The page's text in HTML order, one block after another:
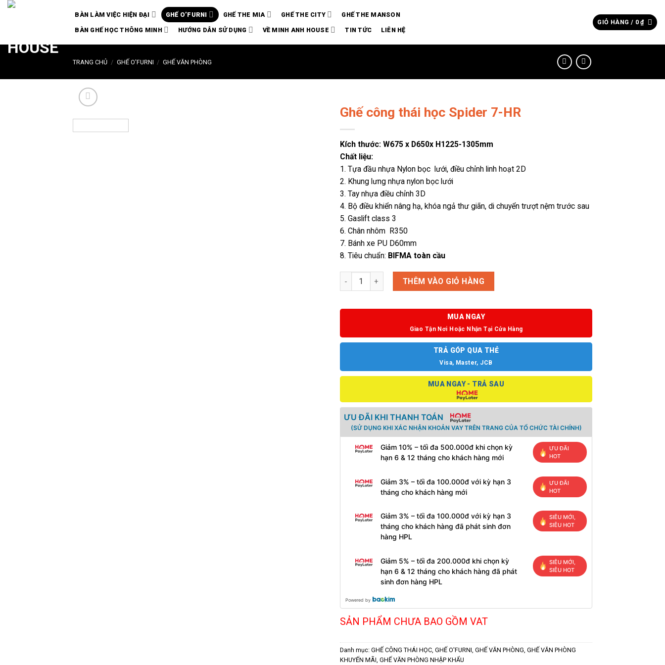
Chuyển
dung
BÀN LÀM VIỆC HIỆN ĐẠI GHẾ O’FURNI GHẾ THE MIA GHẾ THE CITY GHẾ THE MANSON
BÀN GHẾ HỌC THÔNG MINH HƯỚNG DẪN SỬ DỤNG VỀ MINH ANH HOUSE TIN TỨC LIÊN HỆ
GIỎ HÀNG / 0₫
TRANG CHỦ / GHẾ O'FURNI / GHẾ VĂN PHÒNG
Ghế công thái học Spider 7-HR
Kích thước: W675 x D650x H1225-1305mm
Chất liệu:
1. Tựa đầu nhựa Nylon bọc lưới, điều chỉnh linh hoạt 2D
2. Khung lưng nhựa nylon bọc lưới
3. Tay nhựa điều chỉnh 3D
4. Bộ điều khiển nâng hạ, khóa ngả thư giãn, di chuyển trượt nệm trước sau
5. Gaslift class 3
6. Chân nhôm R350
7. Bánh xe PU D60mm
8. Tiêu chuẩn: BIFMA toàn cầu
Ghế công thái học Spider 7-HR số lượng
THÊM VÀO GIỎ HÀNG
MUA NGAY
Giao Tận Nơi Hoặc Nhận Tại Cửa Hàng
TRẢ GÓP QUA THẺ
Visa, Master, JCB
MUA NGAY - TRẢ SAU
ƯU ĐÃI KHI THANH TOÁN
(SỬ DỤNG KHI XÁC NHẬN KHOẢN VAY TRÊN TRANG CỦA TỔ CHỨC TÀI CHÍNH)
Giảm 10% – tối đa 500.000đ khi chọn kỳ
hạn 6 & 12 tháng cho khách hàng mới
ƯU ĐÃI
HOT
Giảm 3% – tối đa 100.000đ với kỳ hạn 3
tháng cho khách hàng mới
ƯU ĐÃI
HOT
Giảm 3% – tối đa 100.000đ với kỳ hạn 3
tháng cho khách hàng đã phát sinh đơn
hàng HPL
SIÊU MỚI,
SIÊU HOT
Giảm 5% – tối đa 200.000đ khi chọn kỳ
hạn 6 & 12 tháng cho khách hàng đã phát
sinh đơn hàng HPL
SIÊU MỚI,
SIÊU HOT
Powered by
SẢN PHẨM CHƯA BAO GỒM VAT
Danh mục: GHẾ CÔNG THÁI HỌC GHẾ O'FURNI GHẾ VĂN PHÒNG GHẾ VĂN PHÒNG
KHUYẾN MÃI GHẾ VĂN PHÒNG NHẬP KHẨU